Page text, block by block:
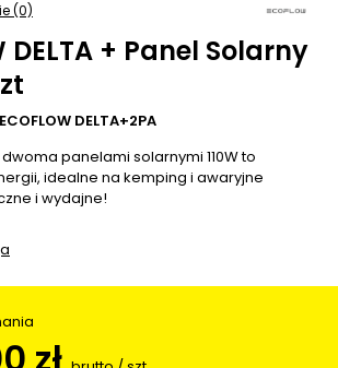
(0)
DELTA + Panel Solarny
ECOFLOW DELTA+2PA
dwoma panelami solarnymi 110W to
idealne na kemping i awaryjne
i wydajne!